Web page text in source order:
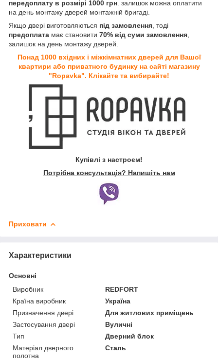
передоплату в розмірі 1000 грн . залишок можна оплатити
на день монтажу дверей монтажній бригаді.
Якщо двері виготовляються під замовлення , тоді
предоплата має становити 70% від суми замовлення
залишок на день монтажу дверей.
Понад 1000 вхідних і міжкімнатних дверей для Вашої
квартири або приватного будинку на сайті магазину
"Ropavka". Клікайте та вибирайте!
Купівлі з настроєм!
Потрібна консультація? Напишіть нам
Приховати
Характеристики
Основні
Виробник
REDFORT
Країна виробник
Україна
Призначення двері
Для житлових приміщень
Застосування двері
Вуличні
Тип
Дверний блок
Матеріал дверного
полотна
Сталь